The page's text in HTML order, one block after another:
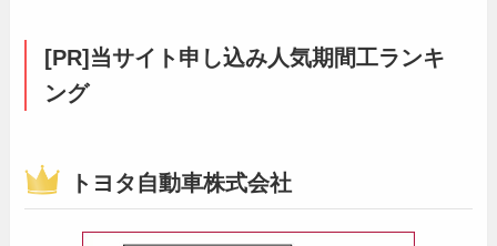
[PR]当サイト申し込み人気期間工ランキ
ング
トヨタ自動車株式会社